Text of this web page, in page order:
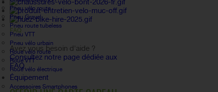
Pneu vélo route
Pneu Gravel
Pneu route tubeless
Pneu VTT
Pneu vélo urbain
Roue vélo route
Roue VTT
Roue vélo électrique
Équipement
Accessoires Smartphones
FAQ
Avez vous besoin d'aide ?
Consultez notre page dédiée aux
FAQ.